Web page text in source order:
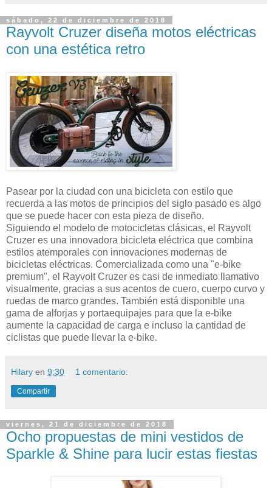
sábado, 22 de diciembre de 2018
Rayvolt Cruzer diseña motos eléctricas
con una estética retro
Pasear por la ciudad con una bicicleta con estilo que
recuerda a las motos de principios del siglo pasado es algo
que se puede hacer con esta pieza de diseño.
Siguiendo el modelo de motocicletas clásicas, el Rayvolt
Cruzer es una innovadora bicicleta eléctrica que combina
estilos atemporales con innovaciones modernas de
bicicletas eléctricas. Comercializada como una "e-bike
premium", el Rayvolt Cruzer es casi de inmediato llamativo
visualmente, gracias a sus acentos de cuero, cuerpo curvo y
ruedas de marco grandes. También está disponible una
gama de alforjas y portaequipajes para que la e-bike
aumente la capacidad de carga e incluso la cantidad de
ciclistas que puede llevar la e-bike.
Hilary en 9:30 1 comentario:
Compartir
viernes, 21 de diciembre de 2018
Ocho propuestas de mini vestidos de
Sparkle & Shine para lucir estas fiestas